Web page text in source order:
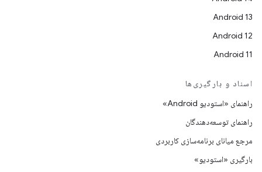
Android 13
Android 12
Android 11
اسناد و بارگیری‌ها
راهنمای «استودیو Android»
راهنمای توسعه‌دهندگان
مرجع میانای برنامه‌سازی کاربردی
بارگیری «استودیو»